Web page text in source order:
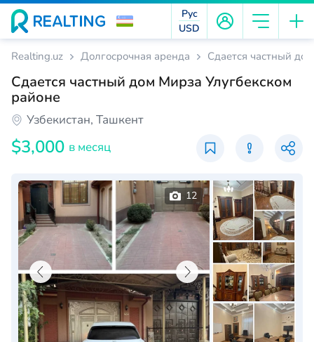
Рус
USD
Realting.uz Долгосрочная аренда Сдается частный
Сдается частный дом Мирза Улугбекском
районе
Узбекистан, Ташкент
$3,000 в месяц
12